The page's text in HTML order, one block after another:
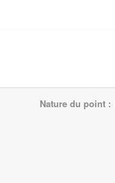
Nature du point :